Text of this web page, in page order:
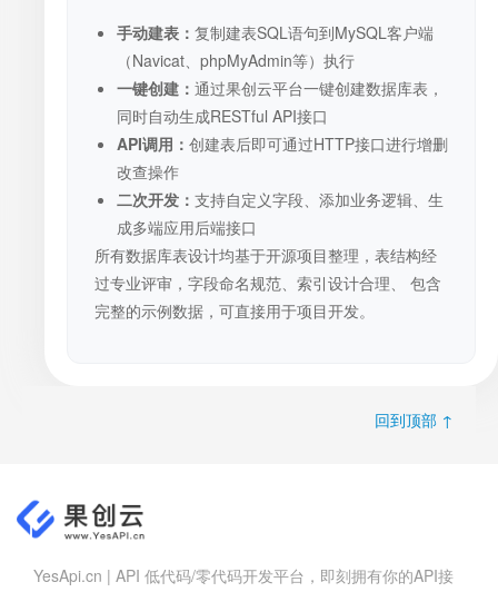
手动建表： 复制建表SQL语句到MySQL客户端
（Navicat、phpMyAdmin等）执行
一键创建： 通过果创云平台一键创建数据库表，
同时自动生成RESTful API接口
API调用： 创建表后即可通过HTTP接口进行增删
改查操作
二次开发： 支持自定义字段、添加业务逻辑、生
成多端应用后端接口
所有数据库表设计均基于开源项目整理，表结构经
过专业评审，字段命名规范、索引设计合理、 包含
完整的示例数据，可直接用于项目开发。
回到顶部 ↑
YesApi.cn | API 低代码/零代码开发平台，即刻拥有你的API接